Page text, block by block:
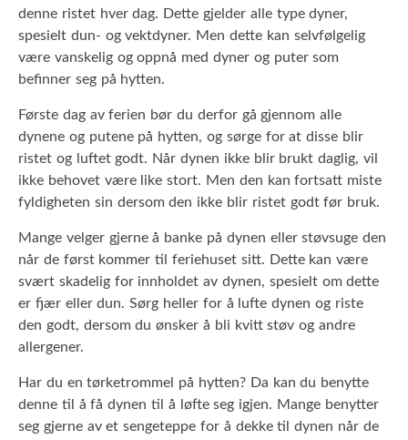
denne ristet hver dag. Dette gjelder alle type dyner,
spesielt dun- og vektdyner. Men dette kan selvfølgelig
være vanskelig og oppnå med dyner og puter som
befinner seg på hytten.
Første dag av ferien bør du derfor gå gjennom alle
dynene og putene på hytten, og sørge for at disse blir
ristet og luftet godt. Når dynen ikke blir brukt daglig, vil
ikke behovet være like stort. Men den kan fortsatt miste
fyldigheten sin dersom den ikke blir ristet godt før bruk.
Mange velger gjerne å banke på dynen eller støvsuge den
når de først kommer til feriehuset sitt. Dette kan være
svært skadelig for innholdet av dynen, spesielt om dette
er fjær eller dun. Sørg heller for å lufte dynen og riste
den godt, dersom du ønsker å bli kvitt støv og andre
allergener.
Har du en tørketrommel på hytten? Da kan du benytte
denne til å få dynen til å løfte seg igjen. Mange benytter
seg gjerne av et sengeteppe for å dekke til dynen når de